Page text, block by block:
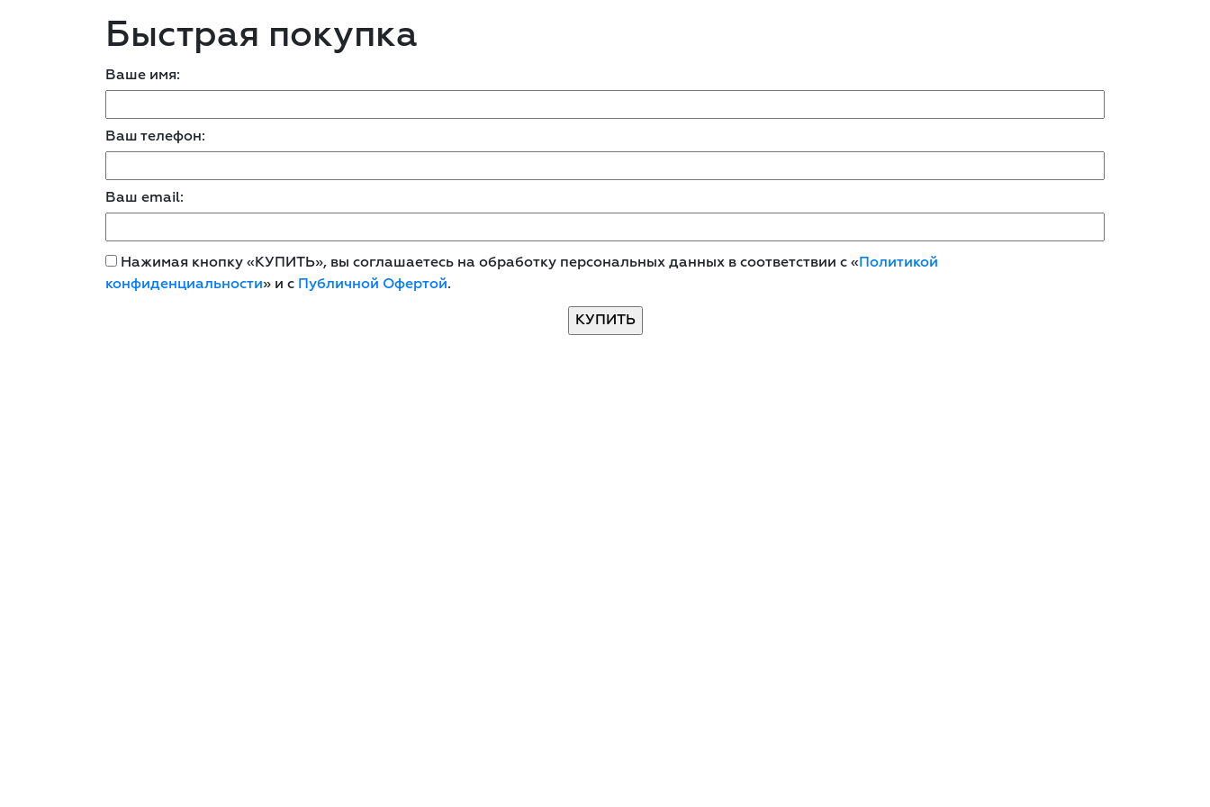
Быстрая покупка
Ваше имя:
Ваш телефон:
Ваш email:
Нажимая кнопку «КУПИТЬ», вы соглашаетесь на обработку персональных данных в соответствии с «Политикой
конфиденциальности» и с Публичной Офертой.